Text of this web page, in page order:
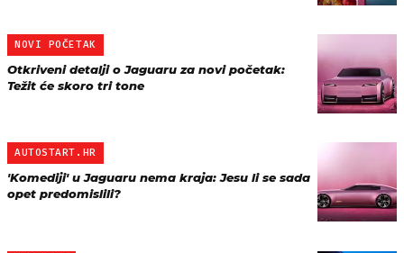
NOVI POČETAK
Otkriveni detalji o Jaguaru za novi početak:
Težit će skoro tri tone
AUTOSTART.HR
'Komediji' u Jaguaru nema kraja: Jesu li se sada
opet predomislili?